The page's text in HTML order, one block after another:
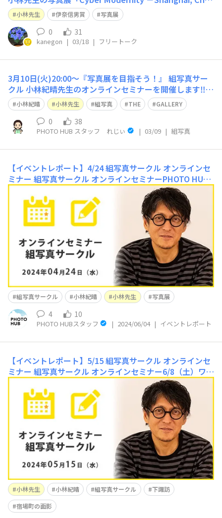
ngqing, Bangkok, Ho Chi Minh－」に行ってきました。
会場には先生ご自身もおられて色々お話を伺うことも出来
ました。日本以上に速いスピードで
小林先生 伊奈信男賞 写真展
0 31
kanegon | 03/18 | フリートーク
3月10日(火)20:00～『写真展を目指そう！』 組写真サー
クル 小林紀晴先生のオンラインセミナーを開催します‼️
「いつかは写真展をやってみたい！」と思いながらも、
「自分の作品で通用するのか…？🤔」「展示するレベルに
達していないのでは…😰」と、一歩を踏み出せずにいませ
んか？ 本セミナーでは写真展の
小林紀晴 小林先生 組写真 THE GALLERY
0 38
PHOTO HUB スタッフ れじぃ | 03/09 | 組写真
【イベントレポート】4/24 組写真サークル オンラインセ
ミナー 組写真サークル オンラインセミナーPHOTO HUB
写真展に向けて4/24(水)組写真サークルオンラインセミナ
ーを開催しました。今回はPHOTO HUB写真展に応募され
た作品の一部を紹介していただきながら、小林先生からの
アドバイスやタイトルの重要性などをお話していただきま
組写真サークル 小林紀晴 小林先生 写真展
4 10
PHOTO HUBスタッフ | 2024/06/04 | イベントレポート
【イベントレポート】5/15 組写真サークル オンラインセ
ミナー 組写真サークル オンラインセミナー6/8（土）ワー
クショップ「宿場町の面影」テーマ発表長野・下諏訪おす
すめ撮影スポット5/15(水)組写真サークルオンラインセミ
ナーを開催しました。今回は6/8(土)の撮影会ワークショ
ップ「宿場町の面影」で訪れる、長野・下諏訪のおすすめ
小林先生 小林紀晴 組写真サークル
下諏訪
宿場町の面影